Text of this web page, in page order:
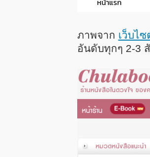
ภาพจาก เว็บไ
อันดับทุกๆ 2-3